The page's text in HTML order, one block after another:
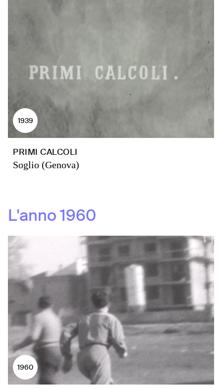
1939
PRIMI CALCOLI
Soglio (Genova)
L'anno1960
1960